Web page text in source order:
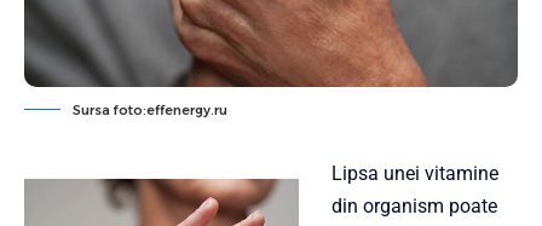
Sursa foto:effenergy.ru
Lipsa unei vitamine
din organism poate